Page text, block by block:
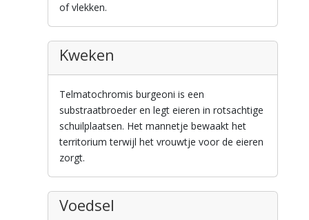
of vlekken.
Kweken
Telmatochromis burgeoni is een
substraatbroeder en legt eieren in rotsachtige
schuilplaatsen. Het mannetje bewaakt het
territorium terwijl het vrouwtje voor de eieren
zorgt.
Voedsel